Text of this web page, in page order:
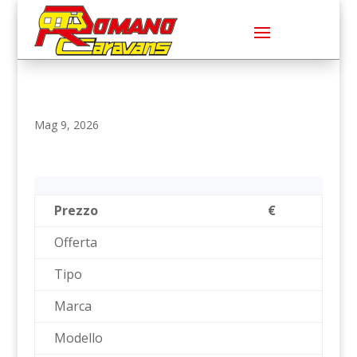
Mag 9, 2026
Prezzo
€
Offerta
Tipo
Marca
Modello